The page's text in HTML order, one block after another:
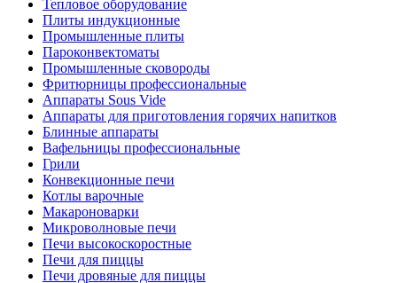
Тепловое оборудование
Плиты индукционные
Промышленные плиты
Пароконвектоматы
Промышленные сковороды
Фритюрницы профессиональные
Аппараты Sous Vide
Аппараты для приготовления горячих напитков
Блинные аппараты
Вафельницы профессиональные
Грили
Конвекционные печи
Котлы варочные
Макароноварки
Микроволновые печи
Печи высокоскоростные
Печи для пиццы
Печи дровяные для пиццы